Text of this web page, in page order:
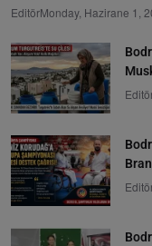
EditörMonday, Hazirane 1,